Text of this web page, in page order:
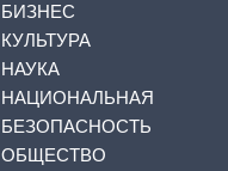
БИЗНЕС
КУЛЬТУРА
НАУКА
НАЦИОНАЛЬНАЯ
БЕЗОПАСНОСТЬ
ОБЩЕСТВО